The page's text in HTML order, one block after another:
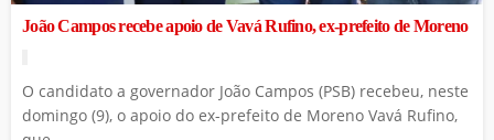
João Campos recebe apoio de Vavá Rufino, ex-prefeito de Moreno
O candidato a governador João Campos (PSB) recebeu, neste
domingo (9), o apoio do ex-prefeito de Moreno Vavá Rufino,